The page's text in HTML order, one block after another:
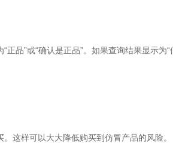
品”或“确认是正品”。如果查询结果显示为“
这样可以大大降低购买到仿冒产品的风险。